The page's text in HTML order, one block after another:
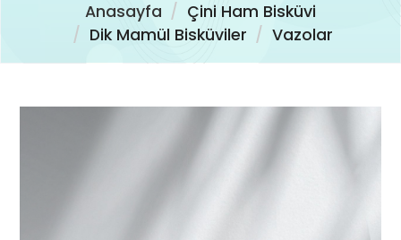
Anasayfa
Çini Ham Bisküvi
Dik Mamül Bisküviler
Vazolar